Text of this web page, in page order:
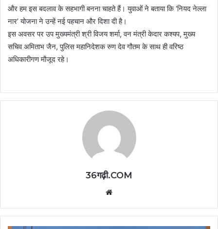
और हम इस बदलाव के सहभागी बनना चाहते हैं। युवाओं ने बताया कि ‘नियद नेल्ला
नार’ योजना ने उन्हें नई पहचान और दिशा दी है।
इस अवसर पर उप मुख्यमंत्री श्री विजय शर्मा, वन मंत्री केदार कश्यप, मुख्य
सचिव अमिताभ जैन, पुलिस महानिदेशक रुण देव गौतम के साथ ही वरिष्ठ
अधिकारीगण मौजूद रहे।
36गढ़ी.COM